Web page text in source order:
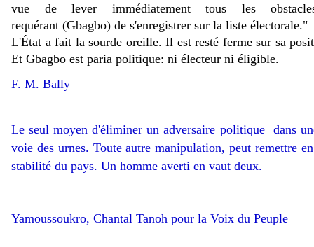
vue de lever immédiatement tous les
requérant (Gbagbo) de s'enregistrer sur la liste électorale."
L'État a fait la sourde oreille. Il est resté ferme sur sa
Et Gbagbo est paria politique: ni électeur ni éligible.
F. M. Bally
Le seul moyen d'éliminer un adversaire politique dans
voie des urnes. Toute autre manipulation, peut remettre
stabilité du pays. Un homme averti en vaut deux.
Yamoussoukro, Chantal Tanoh pour la Voix du Peuple